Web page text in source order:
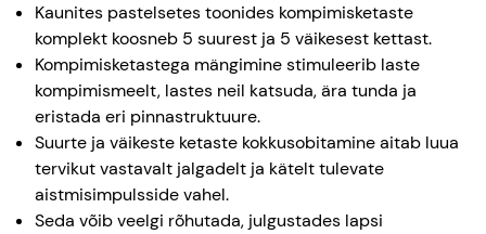
Kaunites pastelsetes toonides kompimisketaste
komplekt koosneb 5 suurest ja 5 väikesest kettast.
Kompimisketastega mängimine stimuleerib laste
kompimismeelt, lastes neil katsuda, ära tunda ja
eristada eri pinnastruktuure.
Suurte ja väikeste ketaste kokkusobitamine aitab luua
tervikut vastavalt jalgadelt ja kätelt tulevate
aistmisimpulsside vahel.
Seda võib veelgi rõhutada, julgustades lapsi